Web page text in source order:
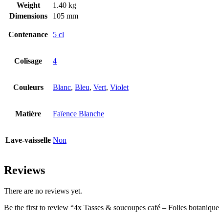
Weight
1.40 kg
Dimensions
105 mm
Contenance 5 cl
Colisage 4
Couleurs Blanc, Bleu, Vert, Violet
Matière Faïence Blanche
Lave-vaisselle Non
Reviews
There are no reviews yet.
Be the first to review “4x Tasses & soucoupes café – Folies